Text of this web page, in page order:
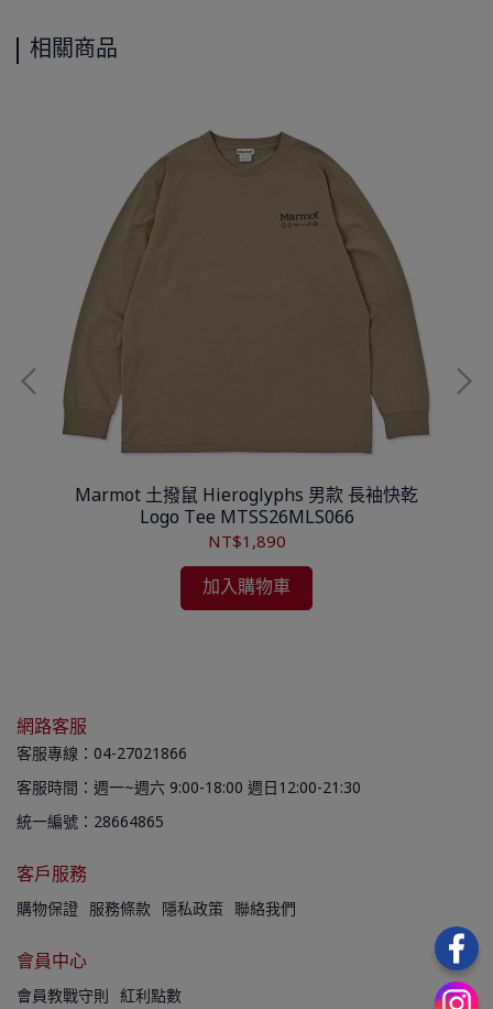
相關商品
Marmot 土撥鼠 Hieroglyphs 男款 長袖快乾
Logo Tee MTSS26MLS066
NT$1,890
加入購物車
網路客服
客服專線：04-27021866
客服時間：週一~週六 9:00-18:00 週日12:00-21:30
統一編號：28664865
客戶服務
購物保證 服務條款 隱私政策 聯絡我們
會員中心
會員教戰守則 紅利點數